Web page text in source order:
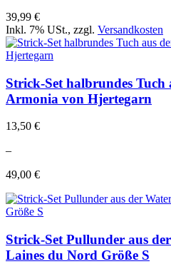
39,99 €
Inkl. 7% USt., zzgl. Versandkosten
Strick-Set halbrundes Tuch
Armonia von Hjertegarn
13,50 €
–
49,00 €
Strick-Set Pullunder aus
Laines du Nord Größe S